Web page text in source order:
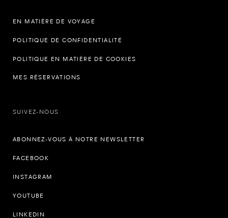
EN MATIÈRE DE VOYAGE
POLITIQUE DE CONFIDENTIALITÉ
POLITIQUE EN MATIÈRE DE COOKIES
MES RÉSERVATIONS
SUIVEZ-NOUS
ABONNEZ-VOUS À NOTRE NEWSLETTER
FACEBOOK
INSTAGRAM
YOUTUBE
LINKEDIN